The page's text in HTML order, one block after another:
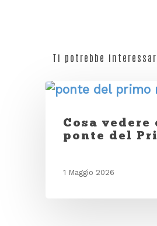
Ti potrebbe
Cosa
ponte del
1 Maggio 2026